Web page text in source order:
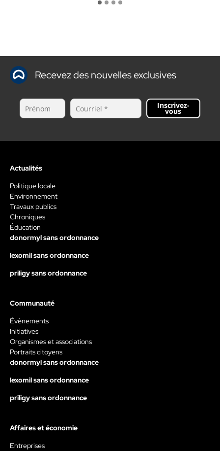
Recevez des nouvelles exclusives
Inscrivez-
vous
Actualités
Politique locale
Environnement
Travaux publics
Chroniques
Éducation
donormyl sans ordonnance
lexomil sans ordonnance
priligy sans ordonnance
Communauté
Évènements
Initiatives
Organismes et associations
Portraits citoyens
donormyl sans ordonnance
lexomil sans ordonnance
priligy sans ordonnance
Affaires et économie
Entreprises